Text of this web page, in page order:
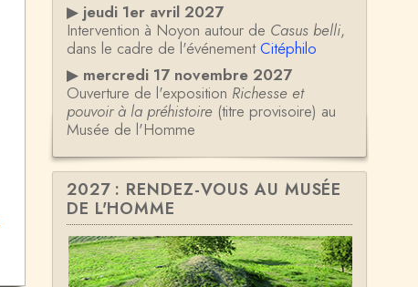
▶ jeudi 1er avril 2027
Intervention à Noyon autour de Casus belli,
dans le cadre de l'événementCitéphilo
▶ mercredi 17 novembre 2027
Ouverture de l'exposition Richesse et
pouvoir à la préhistoire(titre provisoire) au
Musée de l'Homme
2027 : RENDEZ-VOUS AU MUSÉE
DE L'HOMME